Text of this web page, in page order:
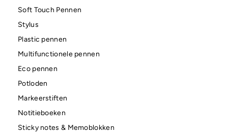
Soft Touch Pennen
Stylus
Plastic pennen
Multifunctionele pennen
Eco pennen
Potloden
Markeerstiften
Notitieboeken
Sticky notes & Memoblokken